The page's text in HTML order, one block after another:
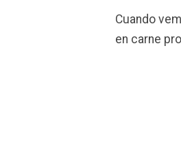
Cuando
en carne